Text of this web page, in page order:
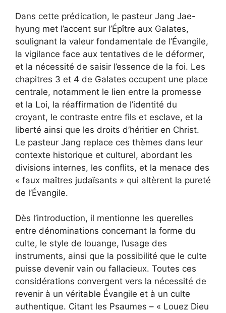
Dans cette prédication, le pasteur Jang Jae-
hyung met l’accent sur l’Épître aux Galates,
soulignant la valeur fondamentale de l’Évangile,
la vigilance face aux tentatives de le déformer,
et la nécessité de saisir l’essence de la foi. Les
chapitres 3 et 4 de Galates occupent une place
centrale, notamment le lien entre la promesse
et la Loi, la réaffirmation de l’identité du
croyant, le contraste entre fils et esclave, et la
liberté ainsi que les droits d’héritier en Christ.
Le pasteur Jang replace ces thèmes dans leur
contexte historique et culturel, abordant les
divisions internes, les conflits, et la menace des
« faux maîtres judaïsants » qui altèrent la pureté
de l’Évangile.
Dès l’introduction, il mentionne les querelles
entre dénominations concernant la forme du
culte, le style de louange, l’usage des
instruments, ainsi que la possibilité que le culte
puisse devenir vain ou fallacieux. Toutes ces
considérations convergent vers la nécessité de
revenir à un véritable Évangile et à un culte
authentique. Citant les Psaumes – « Louez Dieu